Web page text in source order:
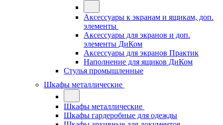
Аксессуары к экранам и ящикам, доп.
элементы
Аксессуары для экранов и доп.
элементы ДиКом
Аксессуары для экранов Практик
Наполнение для ящиков ДиКом
Стулья промышленные
Шкафы металлические
Шкафы металлические
Шкафы гардеробные для одежды